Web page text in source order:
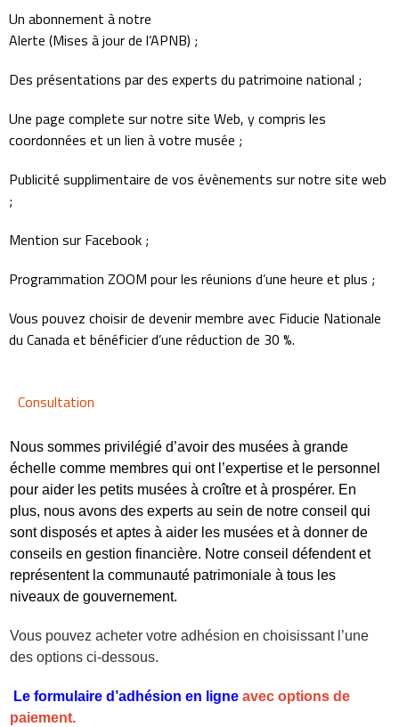
Un abonnement à notre
Alerte (Mises à jour de l’APNB) ;
Des présentations par des experts du patrimoine national ;
Une page complete sur notre site Web, y compris les
coordonnées et un lien à votre musée ;
Publicité supplimentaire de vos évènements sur notre site web
;
Mention sur Facebook ;
Programmation ZOOM pour les réunions d’une heure et plus ;
Vous pouvez choisir de devenir membre avec Fiducie Nationale
du Canadaet bénéficier d’une réduction de 30 %.
Consultation
Nous sommes privilégié d’avoir des musées à grande
échelle comme membres qui ont l’expertise et le personnel
pour aider les petits musées à croître et à prospérer. En
plus, nous avons des experts au sein de notre conseil qui
sont disposés et aptes à aider les musées et à donner de
conseils en gestion financière. Notre conseil défendent et
représentent la communauté patrimoniale à tous les
niveaux de gouvernement.
Vous pouvez acheter votre adhésion en choisissant l’une
des options ci-dessous.
Le formu laired’adhésion en ligne avec options de
paiement.